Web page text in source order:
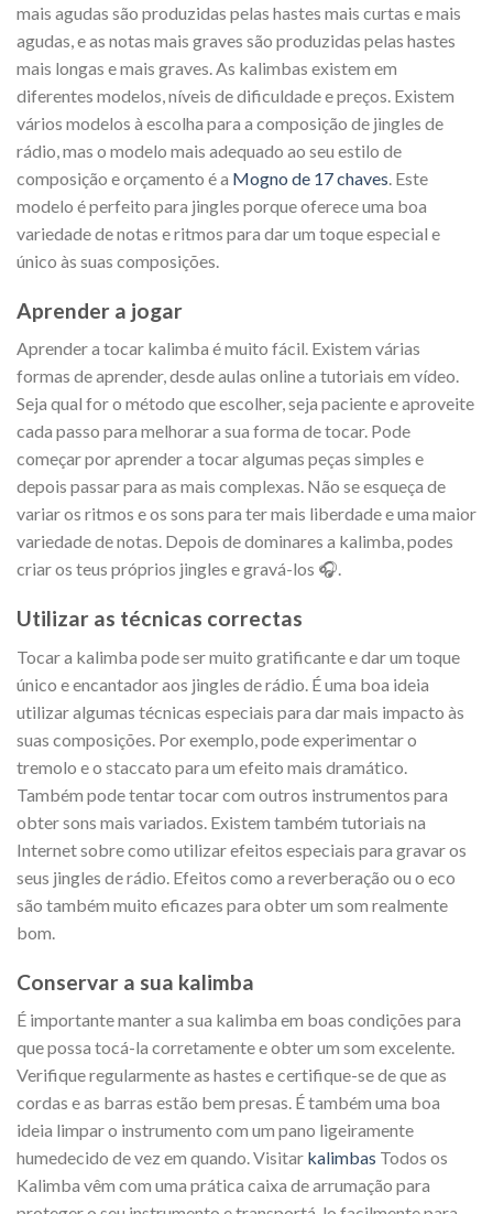
mais agudas são produzidas pelas hastes mais curtas e mais
agudas, e as notas mais graves são produzidas pelas hastes
mais longas e mais graves. As kalimbas existem em
diferentes modelos, níveis de dificuldade e preços. Existem
vários modelos à escolha para a composição de jingles de
rádio, mas o modelo mais adequado ao seu estilo de
composição e orçamento é a Mogno de 17 chaves. Este
modelo é perfeito para jingles porque oferece uma boa
variedade de notas e ritmos para dar um toque especial e
único às suas composições.
Aprender a jogar
Aprender a tocar kalimba é muito fácil. Existem várias
formas de aprender, desde aulas online a tutoriais em vídeo.
Seja qual for o método que escolher, seja paciente e aproveite
cada passo para melhorar a sua forma de tocar. Pode
começar por aprender a tocar algumas peças simples e
depois passar para as mais complexas. Não se esqueça de
variar os ritmos e os sons para ter mais liberdade e uma maior
variedade de notas. Depois de dominares a kalimba, podes
criar os teus próprios jingles e gravá-los 🎧.
Utilizar as técnicas correctas
Tocar a kalimba pode ser muito gratificante e dar um toque
único e encantador aos jingles de rádio. É uma boa ideia
utilizar algumas técnicas especiais para dar mais impacto às
suas composições. Por exemplo, pode experimentar o
tremolo e o staccato para um efeito mais dramático.
Também pode tentar tocar com outros instrumentos para
obter sons mais variados. Existem também tutoriais na
Internet sobre como utilizar efeitos especiais para gravar os
seus jingles de rádio. Efeitos como a reverberação ou o eco
são também muito eficazes para obter um som realmente
bom.
Conservar a sua kalimba
É importante manter a sua kalimba em boas condições para
que possa tocá-la corretamente e obter um som excelente.
Verifique regularmente as hastes e certifique-se de que as
cordas e as barras estão bem presas. É também uma boa
ideia limpar o instrumento com um pano ligeiramente
humedecido de vez em quando. Visitar kalimbas Todos os
Kalimba vêm com uma prática caixa de arrumação para